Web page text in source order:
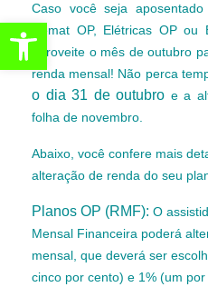
Caso você seja
Cemat OP, Elétricas OP ou
aproveite o mês de outubro
renda mensal! Não perca
o dia 31 de outubro e a
folha de novembro.
Abaixo, você confere mais
alteração de renda do seu
Planos OP (RMF): O
Mensal Financeira poderá
mensal, que deverá ser
cinco por cento) e 1% (um
Abrir a barra